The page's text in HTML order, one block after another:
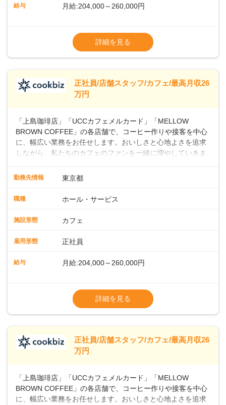
ッフとして経験を積んだ後、店長を目指してみませんか。売
よ♪あなたも、無理なくステップアップできる環境で、少しず
つ成長していきませんか？
給与 月給:204,000～260,000円
ます・東日本エリア：月給21万4000～27万
※経験・スキルを考慮の上、決定します。
※別途、残業代および各種手当あり
※試用期間なし
■店長職： ・西日本／月給26万7500円
万円＋賞与(年3回)・店長職：年収410万円／
詳細を見る
正社員/店舗スタッフ/カフェ/最高月収26
万円
「上島珈琲店」「UCCカフェメルカード」「MELLOW
BROWN COFFEE」の各店舗で、コーヒー作りや接客を中心
に、幅広い業務をお任せします。おいしさと心地よさを追求
しながら、私たちのカフェのファンを一緒に増やしていきま
クの作成お客様のご案内、レジ対応軽食メニューの調理店内
ート体制充実コーヒーの知識から接客マナーまで、先輩スタ
年齢層が活躍しており、チームワークも抜群です。基本マニ
業務に馴染める環境です。「カフェの接客は初めて」という
ッフとして経験を積んだ後、店長を目指してみませんか。売
よ♪あなたも、無理なくステップアップできる環境で、少しず
つ成長していきませんか？
勤務先情報 東京都
職種 ホール・サービス
施設形態 カフェ
雇用形態 正社員
給与 月給:204,000～260,000円
ます・東日本エリア：月給21万4000～27万
※経験・スキルを考慮の上、決定します。
※別途、残業代および各種手当あり
※試用期間なし
■店長職： ・西日本／月給26万7500円
万円＋賞与(年3回)・店長職：年収410万円／
詳細を見る
正社員/店舗スタッフ/カフェ/最高月収26
万円
「上島珈琲店」「UCCカフェメルカード」「MELLOW
BROWN COFFEE」の各店舗で、コーヒー作りや接客を中心
に、幅広い業務をお任せします。おいしさと心地よさを追求